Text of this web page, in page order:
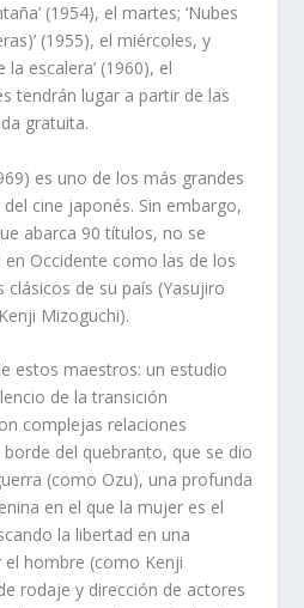
(1954), el martes; ‘Nubes
(1955), el miércoles, y
la escalera’ (1960), el
tendrán lugar a partir de las
gratuita.
es uno de los más grandes
cine japonés. Sin embargo,
abarca 90 títulos, no se
Occidente como las de los
de su país (Yasujiro
Mizoguchi).
estos maestros: un estudio
de la transición
complejas relaciones
del quebranto, que se dio
(como Ozu), una profunda
en el que la mujer es el
la libertad en una
hombre (como Kenji
rodaje y dirección de actores